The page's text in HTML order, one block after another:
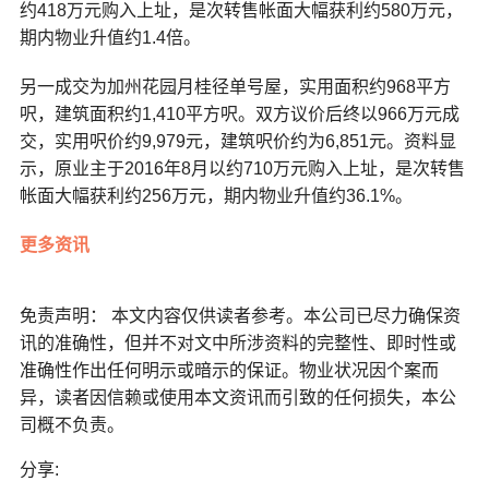
约418万元购入上址，是次转售帐面大幅获利约580万元，
期内物业升值约1.4倍。
另一成交为加州花园月桂径单号屋，实用面积约968平方
呎，建筑面积约1,410平方呎。双方议价后终以966万元成
交，实用呎价约9,979元，建筑呎价约为6,851元。资料显
示，原业主于2016年8月以约710万元购入上址，是次转售
帐面大幅获利约256万元，期内物业升值约36.1%。
更多资讯
免责声明： 本文内容仅供读者参考。本公司已尽力确保资
讯的准确性，但并不对文中所涉资料的完整性、即时性或
准确性作出任何明示或暗示的保证。物业状况因个案而
异，读者因信赖或使用本文资讯而引致的任何损失，本公
司概不负责。
分享: